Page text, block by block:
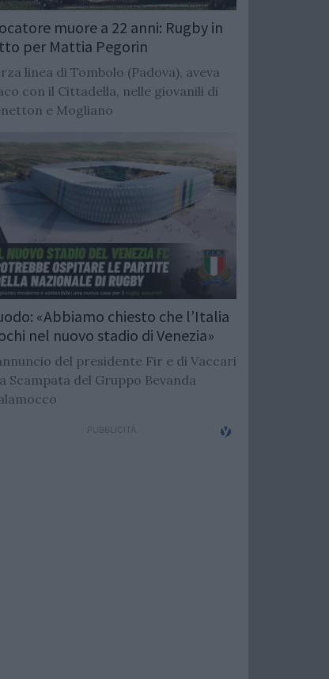
muore a 22 anni: Rugby in
per Mattia Pegorin
linea di Tombolo (Padova), aveva
con il Cittadella, nelle giovanili di
e Mogliano
«Abbiamo chiesto che l’Italia
nel nuovo stadio di Venezia»
del presidente Fir e di Vaccari
Scampata del Gruppo Bevanda